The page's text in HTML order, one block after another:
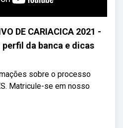
DE CARIACICA 2021 -
da banca e dicas
sobre o processo
Matricule-se em nosso